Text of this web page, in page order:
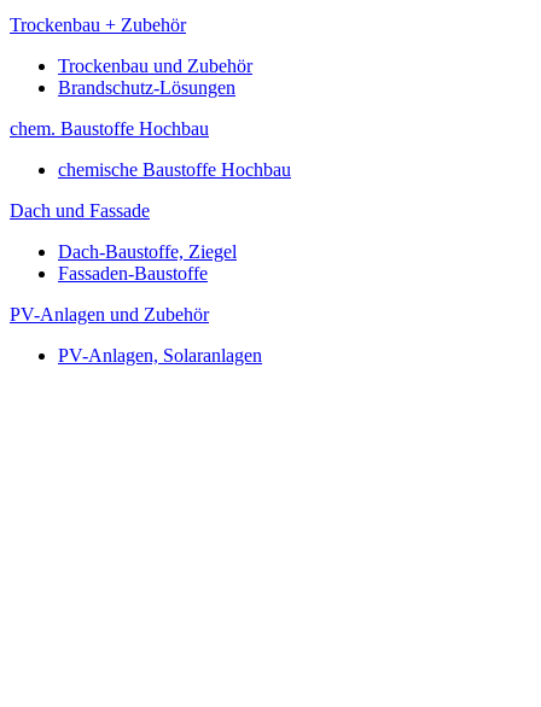
Trockenbau + Zubehör
Trockenbau und Zubehör
Brandschutz-Lösungen
chem. Baustoffe Hochbau
chemische Baustoffe Hochbau
Dach und Fassade
Dach-Baustoffe, Ziegel
Fassaden-Baustoffe
PV-Anlagen und Zubehör
PV-Anlagen, Solaranlagen